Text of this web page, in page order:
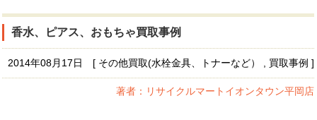
香水、ピアス、おもちゃ買取事例
2014年08月17日 [ その他買取(水栓金具、トナーなど） , 買取事例 ]
著者：リサイクルマートイオンタウン平岡店